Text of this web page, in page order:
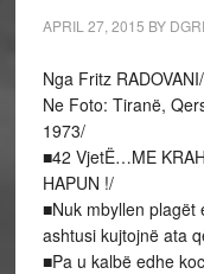
APRIL 27, 2015 BY
Nga Fritz RADOVANI/
Ne Foto: Tiranë,
1973/
■42 VjetË…ME
HAPUN !/
■Nuk mbyllen plagët
ashtusi kujtojnë ata
■Pa u kalbë edhe